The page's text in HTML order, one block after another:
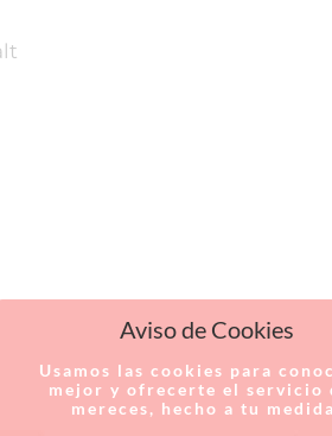
Aviso de Cookies
Usamos las cookies para
mejor y ofrecerte el servicio
mereces, hecho a tu